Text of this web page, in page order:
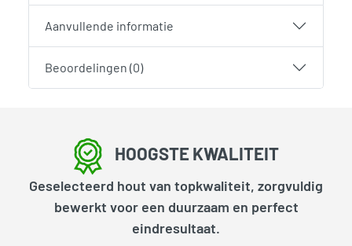
Aanvullende informatie
Beoordelingen (0)
HOOGSTE KWALITEIT
Geselecteerd hout van topkwaliteit, zorgvuldig
bewerkt voor een duurzaam en perfect
eindresultaat.